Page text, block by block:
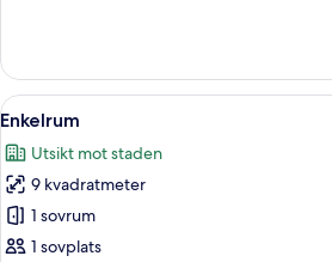
-
viss
sjöutsikt
Öppna
alla
foton
för
Enkelrum
Ett
4
Enkelrum
Utsikt mot staden
9 kvadratmeter
1 sovrum
1 sovplats